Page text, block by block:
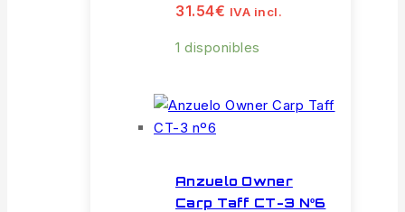
31.54€ IVA incl.
1 disponibles
Anzuelo Owner
Carp Taff CT-3 Nº6